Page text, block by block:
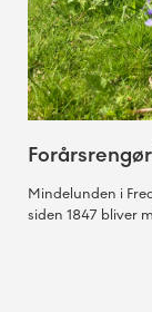
Mindelunden i
siden 1847 bliver